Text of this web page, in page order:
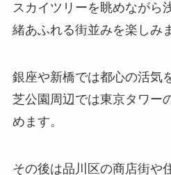
スカイツリーを眺めながら
緒あふれる街並みを楽しみ
銀座や新橋では都心の活気
芝公園周辺では東京タワー
めます。
その後は品川区の商店街や